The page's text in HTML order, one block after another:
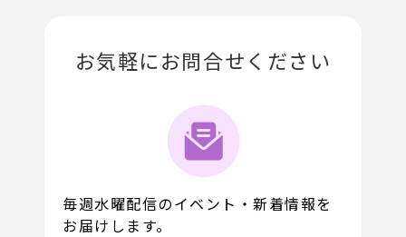
お気軽にお問合せください
毎週水曜配信のイベント・新着情報を
お届けします。